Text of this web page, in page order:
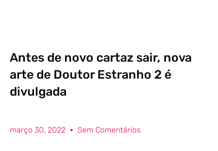
Antes de novo cartaz sair, nova
arte de Doutor Estranho 2 é
divulgada
março 30, 2022 Sem Comentários